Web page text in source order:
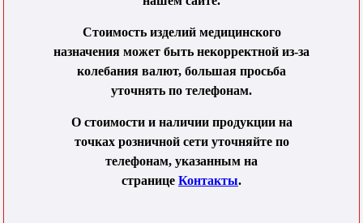
Стоимость изделий медицинского
назначения может быть некорректной из-за
колебания валют, большая просьба
уточнять по телефонам.
О стоимости и наличии продукции на
точках розничной сети уточняйте по
телефонам, указанным на
странице Контакты.